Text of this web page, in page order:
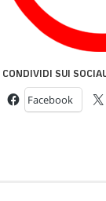
CONDIVIDI SUI
Facebook